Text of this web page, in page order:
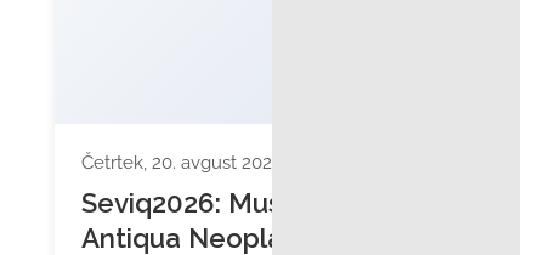
Četrtek, 20. avgust 2026 ob 19:30
Seviq2026: Musica
Antiqua Neoplantensis